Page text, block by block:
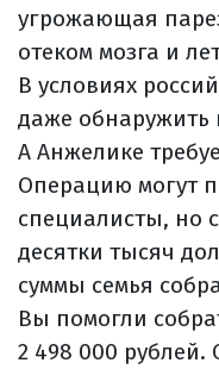
угрожающая
отеком мозга и
В условиях
даже обнаружить
А Анжелике
Операцию могут
специалисты, но
десятки тысяч
суммы семья
Вы помогли
2 498 000 рублей.